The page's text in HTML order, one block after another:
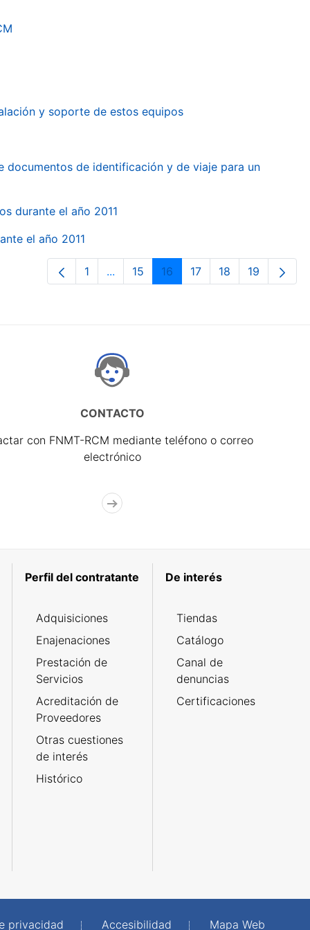
y soporte de estos equipos
de identificación y de viaje para un
durante el año 2011
el año 2011
Página
1 ...Páginas intermedias Use TAB para
Página
15 Página
16 Página
17 Página
18 Página
19
CONTACTO
con FNMT-RCM mediante teléfono o correo
electrónico
Perfil del contratante
Adquisiciones
Enajenaciones
Prestación de
Servicios
Acreditación de
Proveedores
Otras cuestiones
de interés
Histórico
De interés
Tiendas
Catálogo
Canal de
denuncias
Certificaciones
privacidad Accesibilidad Mapa Web